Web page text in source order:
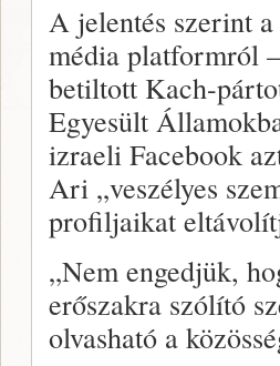
A jelentés szerint
média platformról –
betiltott Kach-
Egyesült
izraeli Facebook
Ari „veszélyes
profiljaikat
„Nem engedjük,
erőszakra szólító
olvasható a